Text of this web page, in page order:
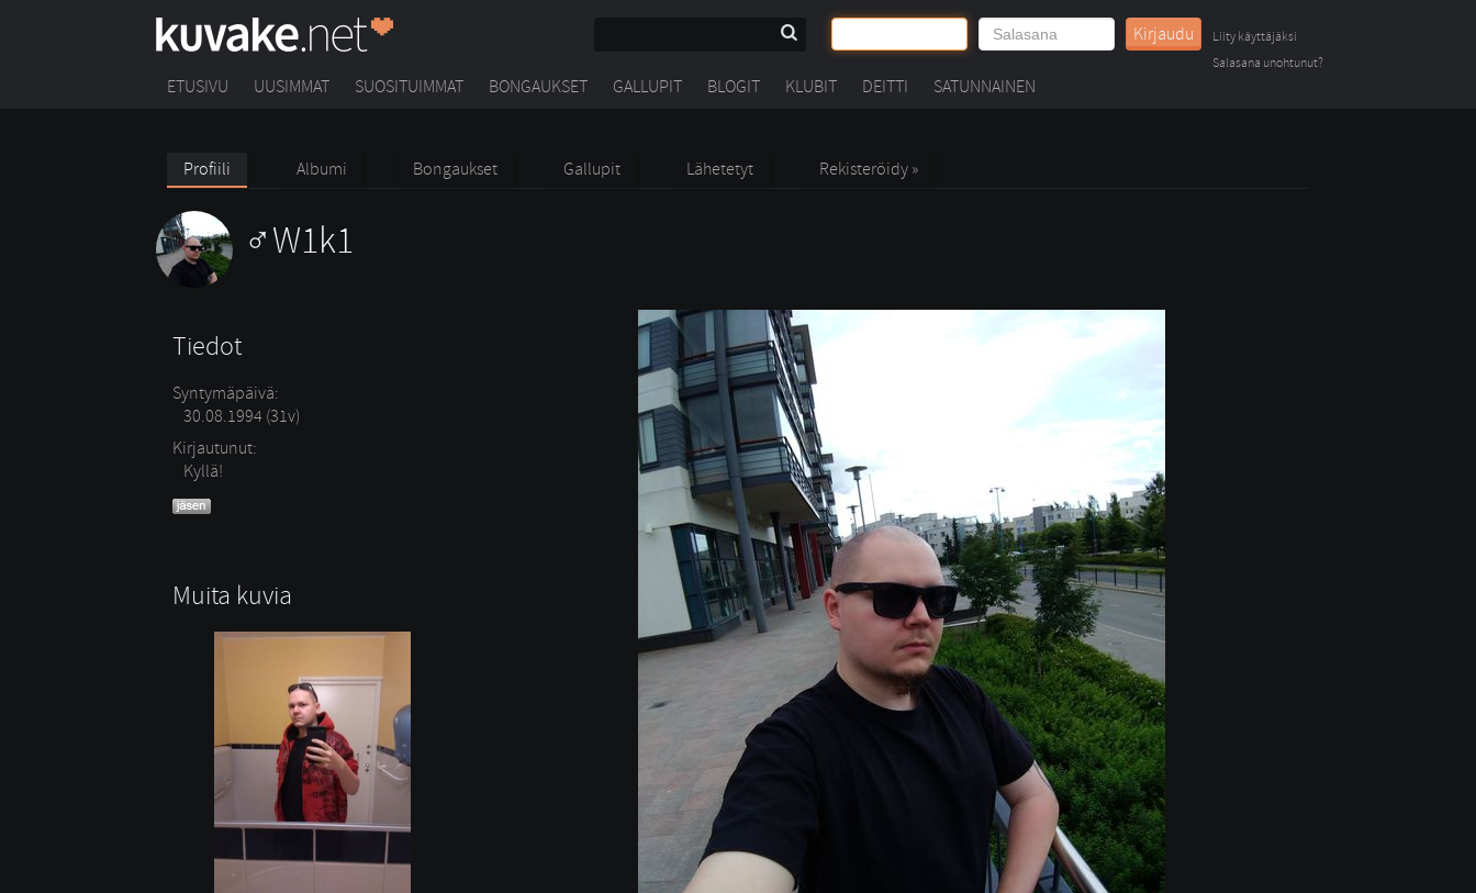
Kirjaudu
Liity käyttäjäksi
Salasana unohtunut?
ETUSIVU UUSIMMAT SUOSITUIMMAT BONGAUKSET GALLUPIT BLOGIT KLUBIT DEITTI SATUNNAINEN
Profiili Albumi Bongaukset Gallupit Lähetetyt Rekisteröidy »
W1k1
Tiedot
Syntymäpäivä:
30.08.1994 (31v)
Kirjautunut:
Kyllä!
Muita kuvia